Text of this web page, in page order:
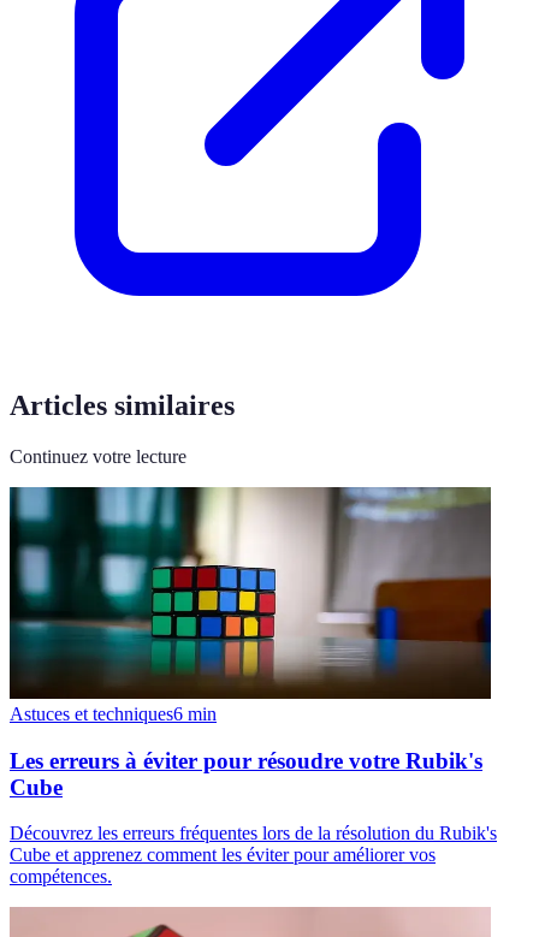
Articles similaires
Continuez votre lecture
Astuces et techniques6 min
Les erreurs à éviter pour résoudre votre Rubik's
Cube
Découvrez les erreurs fréquentes lors de la résolution du Rubik's
Cube et apprenez comment les éviter pour améliorer vos
compétences.